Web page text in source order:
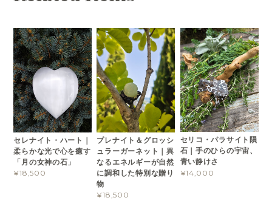
セレナイト・ハート｜
柔らかな光で心を癒す
「月の女神の石」
¥18,500
プレナイト＆グロッシ
ュラーガーネット｜異
なるエネルギーが自然
に調和した特別な贈り
物
¥18,500
セリコ・パラサイト隕
石｜手のひらの宇宙、
青い静けさ
¥14,000